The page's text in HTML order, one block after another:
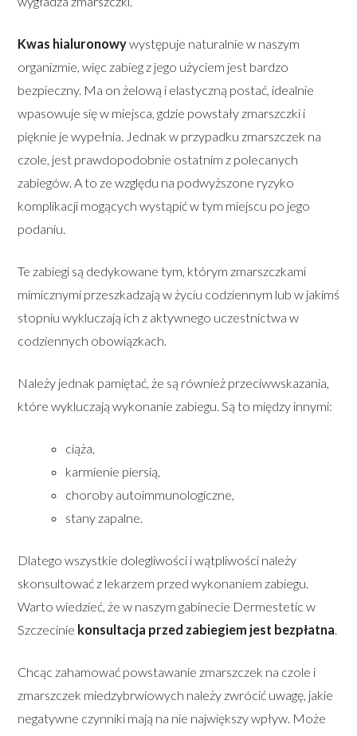
Kwas hialuronowywystępuje naturalnie w naszym
organizmie, więc zabieg z jego użyciem jest bardzo
bezpieczny. Ma on żelową i elastyczną postać, idealnie
wpasowuje się w miejsca, gdzie powstały zmarszczki i
pięknie je wypełnia. Jednak w przypadku zmarszczek na
czole, jest prawdopodobnie ostatnim z polecanych
zabiegów. A to ze względu na podwyższone ryzyko
komplikacji mogących wystąpić w tym miejscu po jego
podaniu.
Te zabiegi są dedykowane tym, którym zmarszczkami
mimicznymi przeszkadzają w życiu codziennym lub w jakimś
stopniu wykluczają ich z aktywnego uczestnictwa w
codziennych obowiązkach.
Należy jednak pamiętać, że są również przeciwwskazania,
które wykluczają wykonanie zabiegu. Są to między innymi:
ciąża,
karmienie piersią,
choroby autoimmunologiczne,
stany zapalne.
Dlatego wszystkie dolegliwości i wątpliwości należy
skonsultować z lekarzem przed wykonaniem zabiegu.
Warto wiedzieć, że w naszym gabinecie Dermestetic w
Szczecinie konsultacja przed zabiegiem jest bezpłatna.
Chcąc zahamować powstawanie zmarszczek na czole i
zmarszczek miedzybrwiowych należy zwrócić uwagę, jakie
negatywne czynniki mają na nie największy wpływ. Może